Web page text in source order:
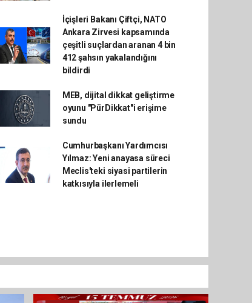
İçişleri Bakanı Çiftçi, NATO
Ankara Zirvesi kapsamında
çeşitli suçlardan aranan 4 bin
412 şahsın yakalandığını
bildirdi
MEB, dijital dikkat geliştirme
oyunu "PürDikkat"i erişime
sundu
Cumhurbaşkanı Yardımcısı
Yılmaz: Yeni anayasa süreci
Meclis'teki siyasi partilerin
katkısıyla ilerlemeli